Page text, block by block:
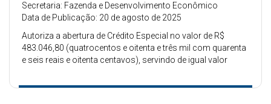
Secretaria: Fazenda e Desenvolvimento Econômico
Data de Publicação: 20 de agosto de 2025
Autoriza a abertura de Crédito Especial no valor de R$
483.046,80 (quatrocentos e oitenta e três mil com quarenta
e seis reais e oitenta centavos), servindo de igual valor